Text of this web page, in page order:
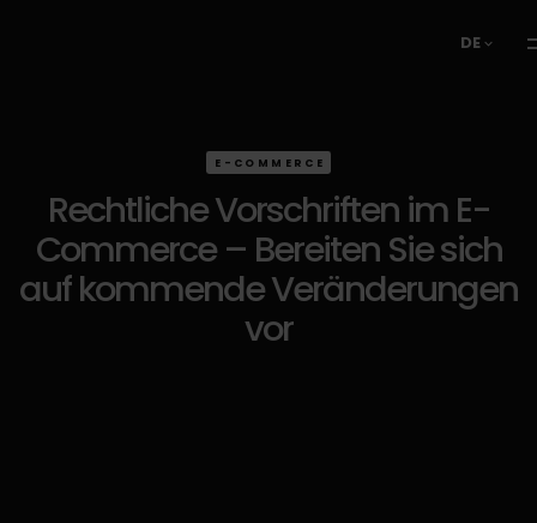
DE
E-COMMERCE
Rechtliche Vorschriften im E-
Commerce – Bereiten Sie sich
auf kommende Veränderungen
vor